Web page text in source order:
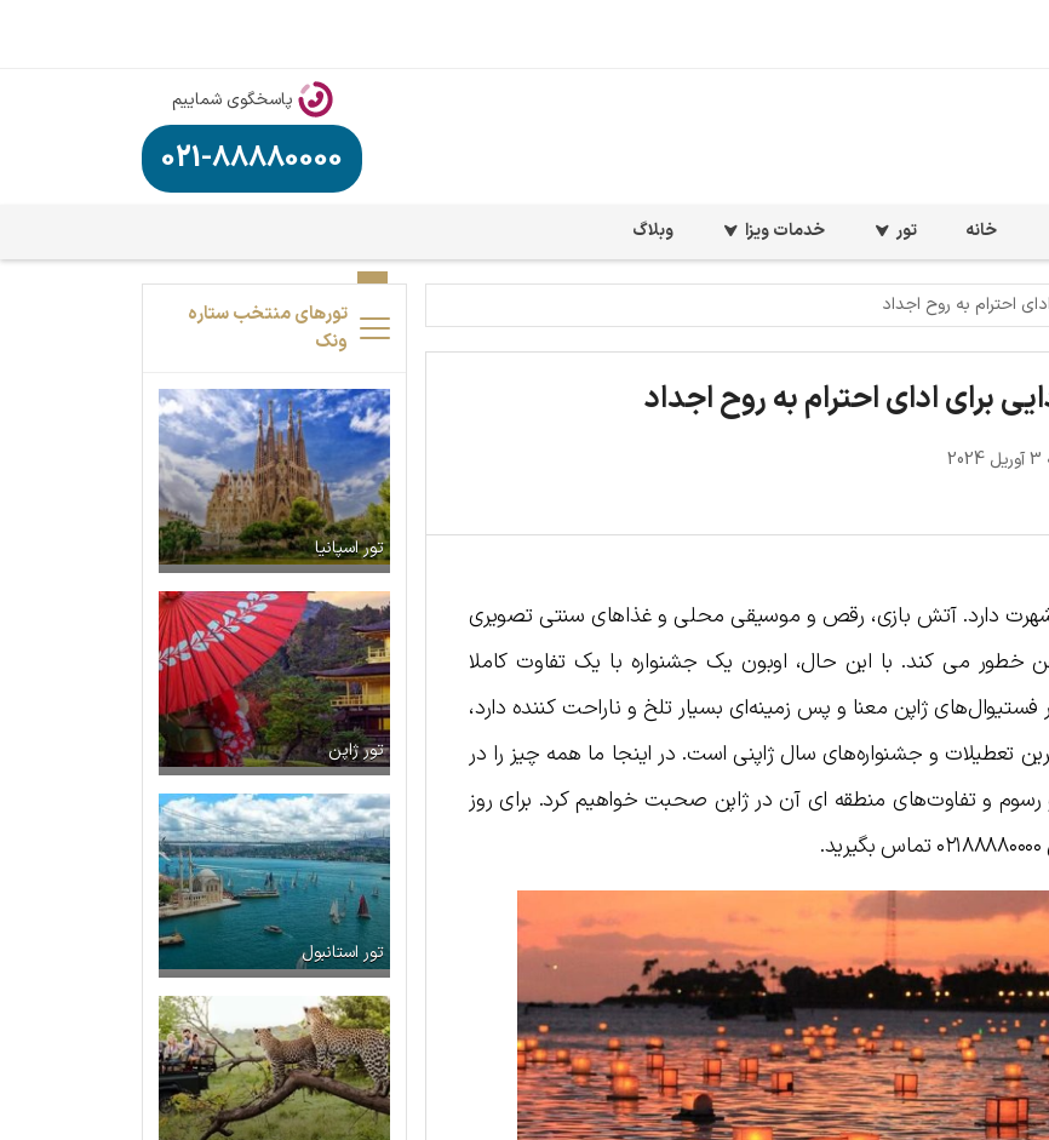
پاسخگوی شماییم
021-88880000
خانه تور خدمات ویزا وبلاگ
شهرت دارد. آتش بازی، رقص و موسیقی محلی و غذاهای سنتی تصویری
می کند. با این حال، اوبون یک جشنواره با یک تفاوت کاملا
ژاپن معنا و پس زمینه‌ای بسیار تلخ و ناراحت کننده دارد،
تعطیلات و جشنواره‌های سال ژاپنی است. در اینجا ما همه چیز را در
رسوم و تفاوت‌های منطقه ای آن در ژاپن صحبت خواهیم کرد. برای روز
تورهای منتخب ستاره
ونک
تور اسپانیا
تور ژاپن
تور استانبول